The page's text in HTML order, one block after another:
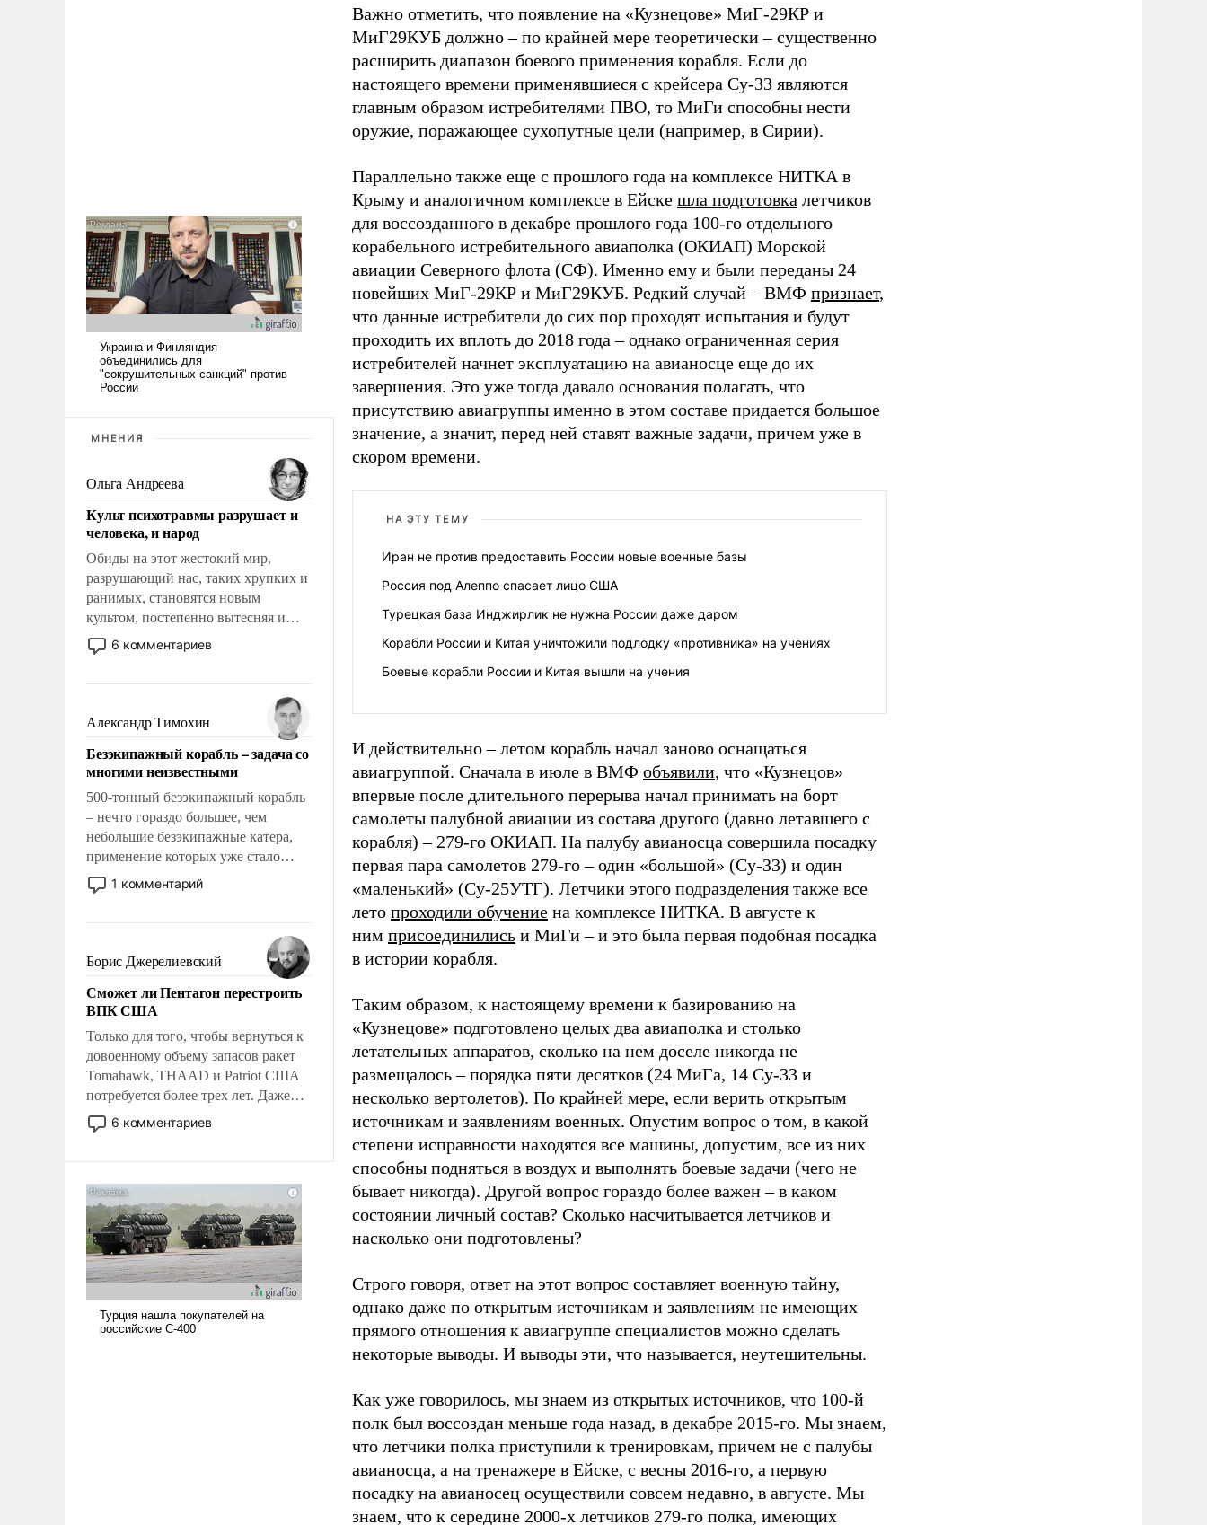
МНЕНИЯ
Ольга Андреева
Культ психотравмы разрушает и
человека, и народ
Обиды на этот жестокий мир,
разрушающий нас, таких хрупких и
ранимых, становятся новым
культом, постепенно вытесняя и
отменяя традиционное требование к
человеку – быть мужественным и
на себя ответственность, помогать
слабым, идти вперед и
адаптироваться.
6 комментариев
Александр Тимохин
Безэкипажный корабль – задача со
многими неизвестными
500-тонный безэкипажный корабль
– нечто гораздо большее, чем
небольшие безэкипажные катера,
применение которых уже стало
обыденностью. Задача по созданию
такого корабля очень сложна и
реализация радикально поднимет
наши боевые возможности.
1 комментарий
Борис Джерелиевский
Сможет ли Пентагон перестроить
ВПК США
Только для того, чтобы вернуться к
довоенному объему запасов ракет
Tomahawk, THAAD и Patriot США
потребуется более трех лет. Даже
небольшая война с Ираном
опустошила американские
уязвимости США, например, перед
Китаем.
6 комментариев
Важно отметить, что появление на «Кузнецове» МиГ-29КР и
МиГ29КУБ должно – по крайней мере теоретически – существенно
расширить диапазон боевого применения корабля. Если до
настоящего времени применявшиеся с крейсера Су-33 являются
главным образом истребителями ПВО, то МиГи способны нести
оружие, поражающее сухопутные цели (например, в Сирии).
Параллельно также еще с прошлого года на комплексе НИТКА в
Крыму и аналогичном комплексе в Ейске шла подготовка летчиков
для воссозданного в декабре прошлого года 100-го отдельного
корабельного истребительного авиаполка (ОКИАП) Морской
авиации Северного флота (СФ). Именно ему и были переданы 24
новейших МиГ-29КР и МиГ29КУБ. Редкий случай – ВМФ признает,
что данные истребители до сих пор проходят испытания и будут
проходить их вплоть до 2018 года – однако ограниченная серия
истребителей начнет эксплуатацию на авианосце еще до их
завершения. Это уже тогда давало основания полагать, что
присутствию авиагруппы именно в этом составе придается большое
значение, а значит, перед ней ставят важные задачи, причем уже в
скором времени.
НА ЭТУ ТЕМУ
Иран не против предоставить России новые военные базы
Россия под Алеппо спасает лицо США
Турецкая база Инджирлик не нужна России даже даром
Корабли России и Китая уничтожили подлодку «противника» на учениях
Боевые корабли России и Китая вышли на учения
И действительно – летом корабль начал заново оснащаться
авиагруппой. Сначала в июле в ВМФ объявили, что «Кузнецов»
впервые после длительного перерыва начал принимать на борт
самолеты палубной авиации из состава другого (давно летавшего с
корабля) – 279-го ОКИАП. На палубу авианосца совершила посадку
первая пара самолетов 279-го – один «большой» (Су-33) и один
«маленький» (Су-25УТГ). Летчики этого подразделения также все
лето проходили обучение на комплексе НИТКА. В августе к
ним присоединились и МиГи – и это была первая подобная посадка
в истории корабля.
Таким образом, к настоящему времени к базированию на
«Кузнецове» подготовлено целых два авиаполка и столько
летательных аппаратов, сколько на нем доселе никогда не
размещалось – порядка пяти десятков (24 МиГа, 14 Су-33 и
несколько вертолетов). По крайней мере, если верить открытым
источникам и заявлениям военных. Опустим вопрос о том, в какой
степени исправности находятся все машины, допустим, все из них
способны подняться в воздух и выполнять боевые задачи (чего не
бывает никогда). Другой вопрос гораздо более важен – в каком
состоянии личный состав? Сколько насчитывается летчиков и
насколько они подготовлены?
Строго говоря, ответ на этот вопрос составляет военную тайну,
однако даже по открытым источникам и заявлениям не имеющих
прямого отношения к авиагруппе специалистов можно сделать
некоторые выводы. И выводы эти, что называется, неутешительны.
Как уже говорилось, мы знаем из открытых источников, что 100-й
полк был воссоздан меньше года назад, в декабре 2015-го. Мы знаем,
что летчики полка приступили к тренировкам, причем не с палубы
авианосца, а на тренажере в Ейске, с весны 2016-го, а первую
посадку на авианосец осуществили совсем недавно, в августе. Мы
знаем, что к середине 2000-х летчиков 279-го полка, имеющих